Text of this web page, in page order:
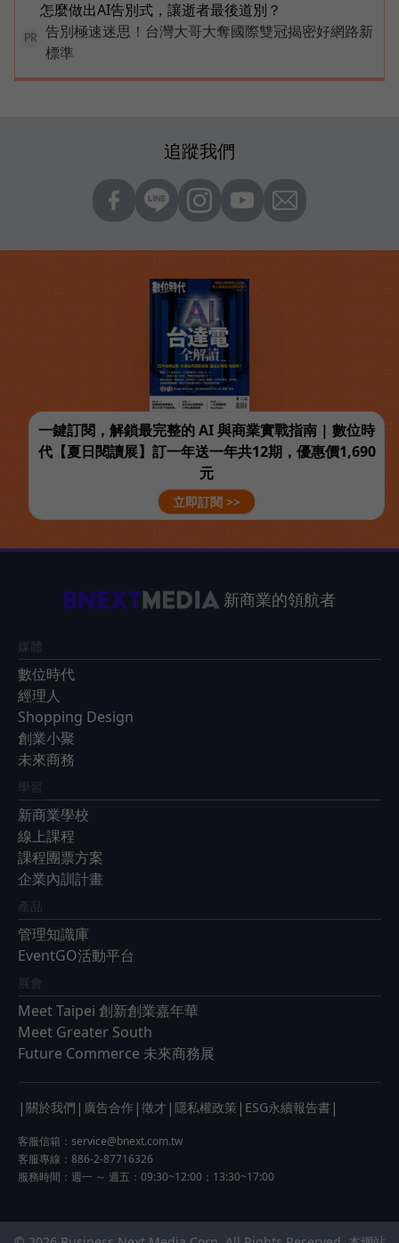
怎麼做出AI告別式，讓逝者最後道別？
PR
告別極速迷思！台灣大哥大奪國際雙冠揭密好網路新
標準
追蹤我們
一鍵訂閱，解鎖最完整的 AI 與商業實戰指南 | 數位時
代【夏日閱讀展】訂一年送一年共12期，優惠價1,690
元
立即訂閱 >>
新商業的領航者
媒體
數位時代
經理人
Shopping Design
創業小聚
未來商務
學習
新商業學校
線上課程
課程團票方案
企業內訓計畫
產品
管理知識庫
EventGO活動平台
展會
Meet Taipei 創新創業嘉年華
Meet Greater South
Future Commerce 未來商務展
| 關於我們 | 廣告合作 | 徵才 | 隱私權政策 | ESG永續報告書 |
客服信箱： service@bnext.com.tw
客服專線：886-2-87716326
服務時間：週一 ～ 週五：09:30~12:00；13:30~17:00